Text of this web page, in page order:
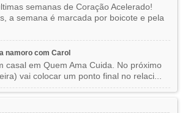
semanas de Coração Acelerado!
a semana é marcada por boicote e pela
namoro com Carol
casal em Quem Ama Cuida. No próximo
vai colocar um ponto final no relaci...